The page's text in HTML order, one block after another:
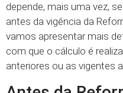
depende, mais uma vez,
antes da vigência da
vamos apresentar mais
com que o cálculo é
anteriores ou as vigentes